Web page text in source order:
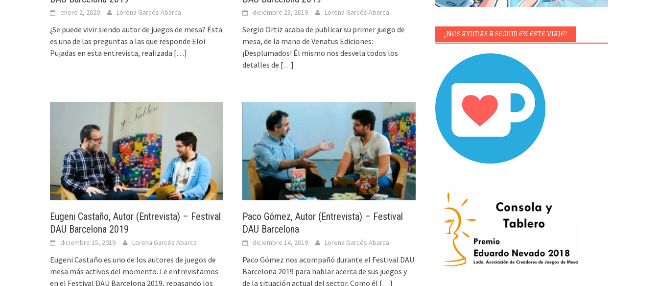
enero 2, 2020 Lorena Garcés Abarca
¿Se puede vivir siendo autor de juegos de mesa? Ésta
es una de las preguntas a las que responde Eloi
Pujadas en esta entrevista, realizada […]
diciembre 23, 2019 Lorena Garcés Abarca
Sergio Ortiz acaba de publicar su primer juego de
mesa, de la mano de Venatus Ediciones:
¡Desplumados! Él mismo nos desvela todos los
detalles de […]
Eugeni Castaño, Autor (Entrevista) – Festival
DAU Barcelona 2019
diciembre 15, 2019 Lorena Garcés Abarca
Eugeni Castaño es uno de los autores de juegos de
mesa más activos del momento. Le entrevistamos
en el Festival DAU Barcelona 2019, repasando los
Paco Gómez, Autor (Entrevista) – Festival
DAU Barcelona
diciembre 14, 2019 Lorena Garcés Abarca
Paco Gómez nos acompañó durante el Festival DAU
Barcelona 2019 para hablar acerca de sus juegos y
de la situación actual del sector. Como él […]
¿NOS AYUDAS A SEGUIR EN ESTE VIAJE?